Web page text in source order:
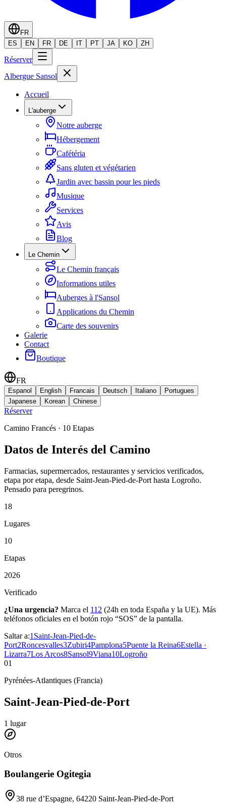
FR
ES
EN FR DE IT PT JA KO ZH
Réserver
Albergue Sansol
Accueil
L'auberge
Notre auberge
Hébergement
Cafétéria
Sans gluten et végétarien
Jardin avec bassin pour les pieds
Musique
Services
Avis
Blog
Le Chemin
Le Chemin français
Informations utiles
Auberges à l'Sansol
Applications du Chemin
Carte des souvenirs
Galerie
Contact
Boutique
FR
Espanol English Francais Deutsch Italiano
Portugues
Japanese
Korean Chinese
Réserver
Camino Francés · 10 Etapas
Datos de Interés del Camino
Farmacias, supermercados, restaurantes y servicios verificados,
etapa por etapa, desde Saint-Jean-Pied-de-Port hasta Logroño.
Pensado para peregrinos.
18
Lugares
10
Etapas
2026
Verificado
¿Una urgencia? Marca el 112 (24h en toda España y la UE). Más
teléfonos oficiales en el botón rojo “SOS” de la pantalla.
Saltar a:1 Saint-Jean-Pied-de-
Port2Roncesvalles3Zubiri4Pamplona5Puente la Reina6Estella ·
Lizarra7Los Arcos8Sansol9Viana10Logroño
01
Pyrénées-Atlantiques (Francia)
Saint-Jean-Pied-de-Port
1 lugar
Otros
Boulangerie Ogitegia
38 rue d’Espagne, 64220 Saint-Jean-Pied-de-Port